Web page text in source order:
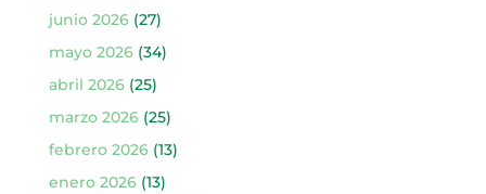
junio 2026(27)
mayo 2026(34)
abril 2026(25)
marzo 2026(25)
febrero 2026(13)
enero 2026(13)